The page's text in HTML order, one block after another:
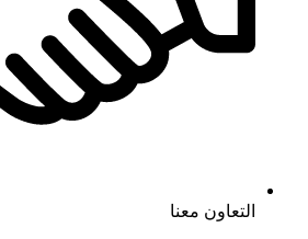
التعاون معنا